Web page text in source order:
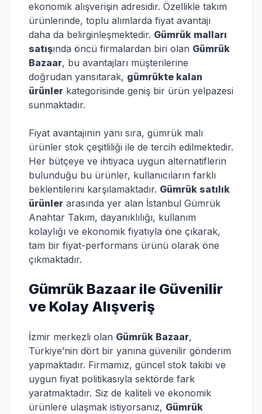
ekonomik alışverişin adresidir. Özellikle takım
ürünlerinde, toplu alımlarda fiyat avantajı
daha da belirginleşmektedir. Gümrük malları
satışında öncü firmalardan biri olan Gümrük
Bazaar, bu avantajları müşterilerine
doğrudan yansıtarak, gümrükte kalan
ürünler kategorisinde geniş bir ürün yelpazesi
sunmaktadır.
Fiyat avantajının yanı sıra, gümrük malı
ürünler stok çeşitliliği ile de tercih edilmektedir.
Her bütçeye ve ihtiyaca uygun alternatiflerin
bulunduğu bu ürünler, kullanıcıların farklı
beklentilerini karşılamaktadır. Gümrük satılık
ürünler arasında yer alan İstanbul Gümrük
Anahtar Takım, dayanıklılığı, kullanım
kolaylığı ve ekonomik fiyatıyla öne çıkarak,
tam bir fiyat-performans ürünü olarak öne
çıkmaktadır.
Gümrük Bazaar ile Güvenilir
ve Kolay Alışveriş
İzmir merkezli olan Gümrük Bazaar,
Türkiye’nin dört bir yanına güvenilir gönderim
yapmaktadır. Firmamız, güncel stok takibi ve
uygun fiyat politikasıyla sektörde fark
yaratmaktadır. Siz de kaliteli ve ekonomik
ürünlere ulaşmak istiyorsanız, Gümrük